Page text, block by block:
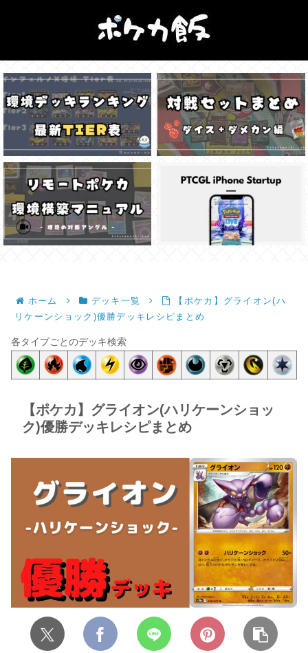
ホーム デッキ一覧
【ポケカ】グライオン(ハ
リケーンショック)優勝デッキレシピまとめ
各タイプごとのデッキ検索
【ポケカ】グライオン(ハリケーンショッ
ク)優勝デッキレシピまとめ